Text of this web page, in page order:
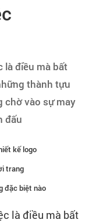
điều mà bất
thành tựu
chờ vào sự may
đấu
kế logo
trang
đặc biệt nào
là điều mà bất